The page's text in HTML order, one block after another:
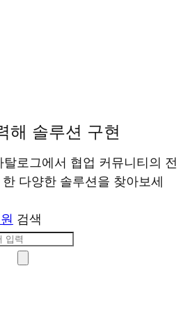
해 솔루션 구현
로그에서 협업 커뮤니티의 전
다양한 솔루션을 찾아보세
검색